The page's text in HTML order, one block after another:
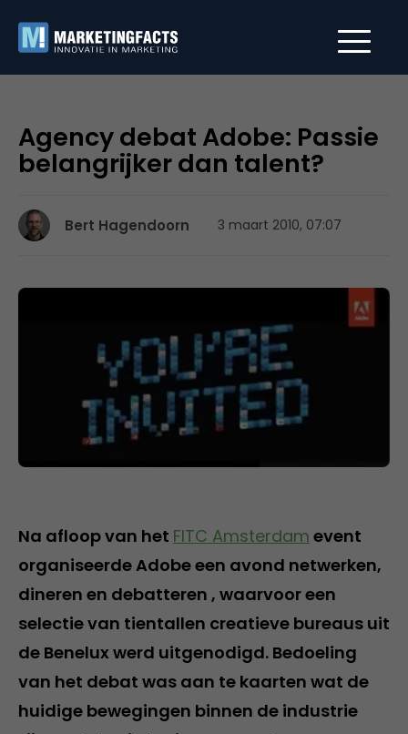
Agency debat Adobe: Passie
belangrijker dan talent?
Bert Hagendoorn 3 maart 2010, 07:07
Na afloop van het FITC Amsterdam event
organiseerde Adobe een avond netwerken,
dineren en debatteren , waarvoor een
selectie van tientallen creatieve bureaus uit
de Benelux werd uitgenodigd. Bedoeling
van het debat was aan te kaarten wat de
huidige bewegingen binnen de industrie